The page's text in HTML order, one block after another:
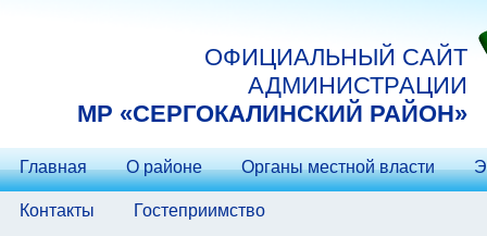
ОФИЦИАЛЬНЫЙ САЙТ
АДМИНИСТРАЦИИ
МP «СЕРГОКАЛИНСКИЙ РАЙОН»
Главная О районе Органы местной власти
Контакты Гостеприимство